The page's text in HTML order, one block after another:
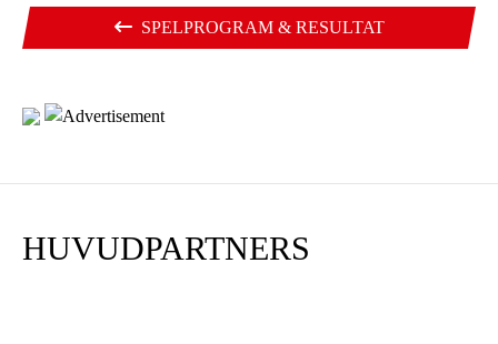
SPELPROGRAM & RESULTAT
HUVUDPARTNERS